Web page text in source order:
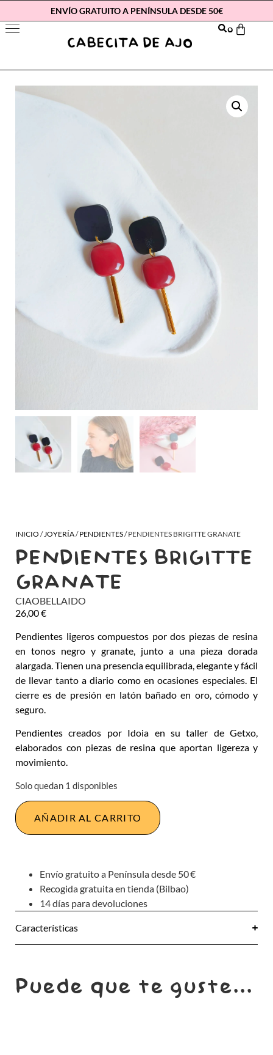
ENVÍO GRATUITO A PENÍNSULA DESDE 50€
0
INICIO / JOYERÍA/PENDIENTES/ PENDIENTES BRIGITTE GRANATE
PENDIENTES BRIGITTE
GRANATE
CIAOBELLAIDO
26,00€
Pendientes ligeros compuestos por dos piezas de resina
en tonos negro y granate, junto a una pieza dorada
alargada. Tienen una presencia equilibrada, elegante y fácil
de llevar tanto a diario como en ocasiones especiales. El
cierre es de presión en latón bañado en oro, cómodo y
seguro.
Pendientes creados por Idoia en su taller de Getxo,
elaborados con piezas de resina que aportan ligereza y
movimiento.
Solo quedan 1 disponibles
AÑADIR AL CARRITO
Envío gratuito a Península desde 50 €
Recogida gratuita en tienda (Bilbao)
14 días para devoluciones
Características
Puede que te guste...